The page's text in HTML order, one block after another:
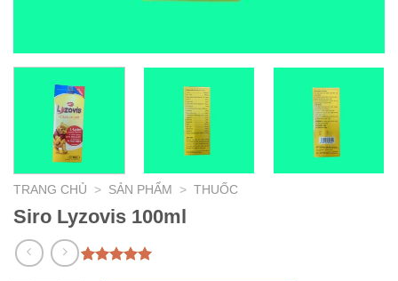
TRANG CHỦ > SẢN PHẨM > THUỐC
Siro Lyzovis 100ml